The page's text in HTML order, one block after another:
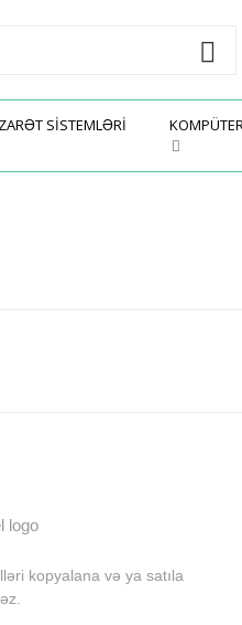
SISTEMLƏRI
kopyalana və ya satıla